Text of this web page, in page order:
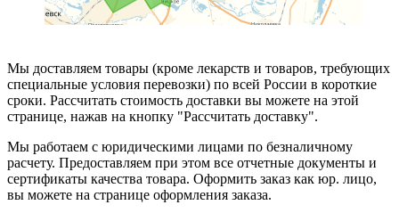
Мы доставляем товары (кроме лекарств и товаров, требующих
специальные условия перевозки) по всей России в короткие
сроки. Рассчитать стоимость доставки вы можете на этой
странице, нажав на кнопку "Рассчитать доставку".
Мы работаем с юридическими лицами по безналичному
расчету. Предоставляем при этом все отчетные документы и
сертификаты качества товара. Оформить заказ как юр. лицо,
вы можете на странице оформления заказа.